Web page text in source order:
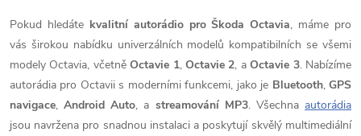
Pokud hledáte kvalitní autorádio pro Škoda Octavia, máme pro
vás širokou nabídku univerzálních modelů kompatibilních se všemi
modely Octavia, včetněOctavie 1,Octavie 2, aOctavie 3. Nabízíme
autorádia pro Octavii s moderními funkcemi, jako je Bluetooth,GPS
navigace,Android Auto, a streamování MP3. Všechna autorádia
jsou navržena pro snadnou instalaci a poskytují skvělý multimediální